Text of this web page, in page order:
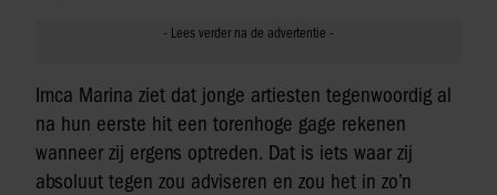
Imca Marina ziet dat jonge artiesten tegenwoordig al
na hun eerste hit een torenhoge gage rekenen
wanneer zij ergens optreden. Dat is iets waar zij
absoluut tegen zou adviseren en zou het in zo’n